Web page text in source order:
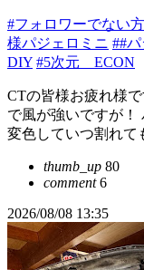
#フォロワーでない
様パジェロミニ ##
DIY #5次元 ECON
CTの皆様お疲れ様
で風が強いですが
変色していつ割れて
thumb_up 80
comment6
2026/08/08 13:35